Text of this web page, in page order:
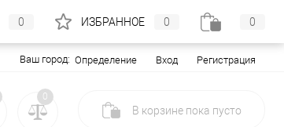
Ваш город: Определение Вход Регистрация
0
В корзине пока пусто
0 ИЗБРАННОЕ 0 0